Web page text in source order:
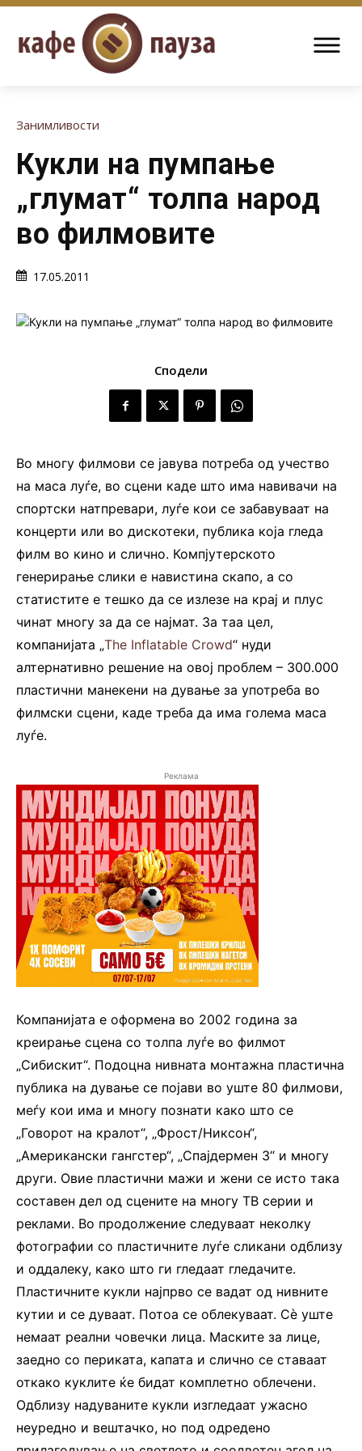
Занимливости
Кукли на пумпање
„глумат“ толпа народ
во филмовите
17.05.2011
Сподели
Во многу филмови се јавува потреба од учество
на маса луѓе, во сцени каде што има навивачи на
спортски натпревари, луѓе кои се забавуваат на
концерти или во дискотеки, публика која гледа
филм во кино и слично. Компјутерското
генерирање слики е навистина скапо, а со
статистите е тешко да се излезе на крај и плус
чинат многу за да се најмат. За таа цел,
компанијата „The Inflatable Crowd“ нуди
алтернативно решение на овој проблем – 300.000
пластични манекени на дување за употреба во
филмски сцени, каде треба да има голема маса
луѓе.
Реклама
Компанијата е оформена во 2002 година за
креирање сцена со толпа луѓе во филмот
„Сибискит“. Подоцна нивната монтажна пластична
публика на дување се појави во уште 80 филмови,
меѓу кои има и многу познати како што се
„Говорот на кралот“, „Фрост/Никсон“,
„Американски гангстер“, „Спајдермен 3“ и многу
други. Овие пластични мажи и жени се исто така
составен дел од сцените на многу ТВ серии и
реклами. Во продолжение следуваат неколку
фотографии со пластичните луѓе сликани одблизу
и оддалеку, како што ги гледаат гледачите.
Пластичните кукли најпрво се вадат од нивните
кутии и се дуваат. Потоа се облекуваат. Сè уште
немаат реални човечки лица. Маските за лице,
заедно со периката, капата и слично се ставаат
откако куклите ќе бидат комплетно облечени.
Одблизу надуваните кукли изгледаат ужасно
неуредно и вештачко, но под одредено